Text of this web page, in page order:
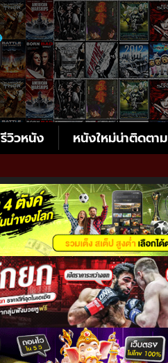
รีวิวหนัง หนังใหม่น่าติดตาม